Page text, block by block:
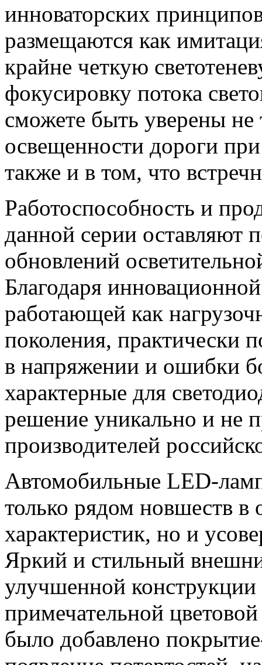
инноваторских
размещаются как
крайне четкую
фокусировку потока
сможете быть уверены не
освещенности дороги
также и в том, что
Работоспособность и
данной серии оставляют
обновлений
Благодаря
работающей как
поколения, практически
в напряжении и ошибки
характерные для
решение уникально и не
производителей
Автомобильные LED-
только рядом новшеств в
характеристик, но и
Яркий и стильный
улучшенной
примечательной
было добавлено